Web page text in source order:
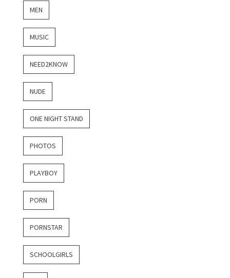
MEN
MUSIC
NEED2KNOW
NUDE
ONE NIGHT STAND
PHOTOS
PLAYBOY
PORN
PORNSTAR
SCHOOLGIRLS